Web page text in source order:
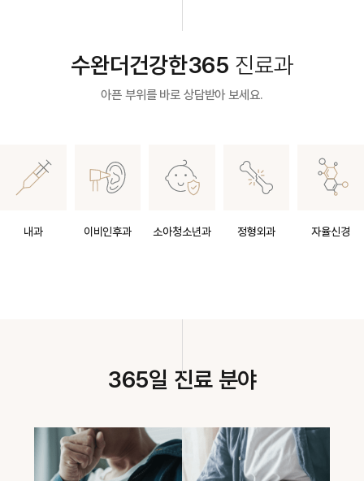
수완더건강한365 진료과
아픈 부위를 바로 상담받아 보세요.
내과 이비인후과 소아청소년과 정형외과 자율신경
365일 진료 분야